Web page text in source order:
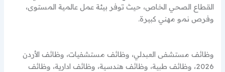
القطاع الصحي الخاص، حيث توفر بيئة عمل عالمية المستوى،
وفرص نمو مهني كبيرة.
وظائف مستشفى العبدلي، وظائف مستشفيات، وظائف الأردن
2026، وظائف طبية، وظائف هندسية، وظائف ادارية، وظائف